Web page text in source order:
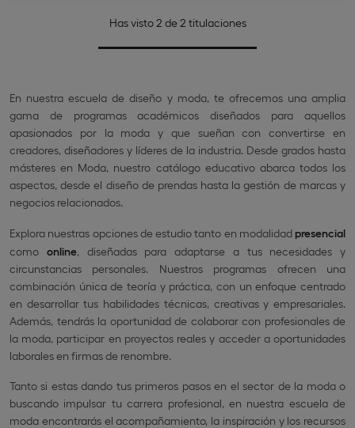
Has visto 2 de 2 titulaciones
En nuestra escuela de diseño y moda, te ofrecemos una amplia
gama de programas académicos diseñados para aquellos
apasionados por la moda y que sueñan con convertirse en
creadores, diseñadores y líderes de la industria. Desde grados hasta
másteres en Moda, nuestro catálogo educativo abarca todos los
aspectos, desde el diseño de prendas hasta la gestión de marcas y
negocios relacionados.
Explora nuestras opciones de estudio tanto en modalidad presencial
como online, diseñadas para adaptarse a tus necesidades y
circunstancias personales. Nuestros programas ofrecen una
combinación única de teoría y práctica, con un enfoque centrado
en desarrollar tus habilidades técnicas, creativas y empresariales.
Además, tendrás la oportunidad de colaborar con profesionales de
la moda, participar en proyectos reales y acceder a oportunidades
laborales en firmas de renombre.
Tanto si estas dando tus primeros pasos en el sector de la moda o
buscando impulsar tu carrera profesional, en nuestra escuela de
moda encontrarás el acompañamiento, la inspiración y los recursos